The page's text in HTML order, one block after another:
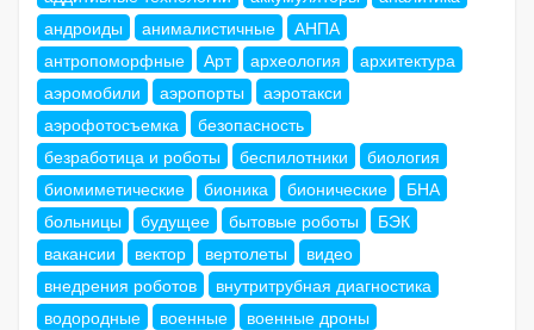
андроиды
анималистичные
АНПА
антропоморфные
Арт археология
архитектура
аэромобили
аэропорты
аэротакси
аэрофотосъемка
безопасность
безработица и роботы
беспилотники
биология
биомиметические
бионика бионические
БНА
больницы
будущее бытовые роботы
БЭК
вакансии
вектор вертолеты
видео
внедрения роботов
внутритрубная диагностика
водородные
военные
военные дроны